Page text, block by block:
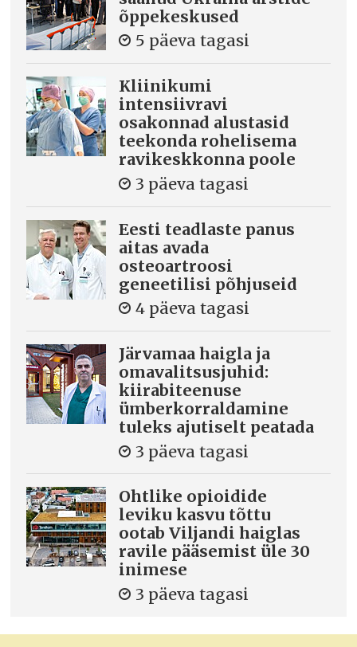
õppekeskused
5 päeva tagasi
Kliinikumi
intensiivravi
osakonnad alustasid
teekonda rohelisema
ravikeskkonna poole
3 päeva tagasi
Eesti teadlaste panus
aitas avada
osteoartroosi
geneetilisi põhjuseid
4 päeva tagasi
Järvamaa haigla ja
omavalitsusjuhid:
kiirabiteenuse
ümberkorraldamine
tuleks ajutiselt peatada
3 päeva tagasi
Ohtlike opioidide
leviku kasvu tõttu
ootab Viljandi haiglas
ravile pääsemist üle 30
inimese
3 päeva tagasi